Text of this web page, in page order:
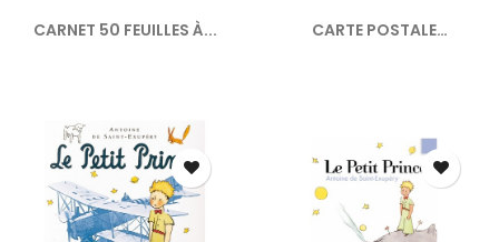
CARNET 50 FEUILLES À...
CARTE POSTALE